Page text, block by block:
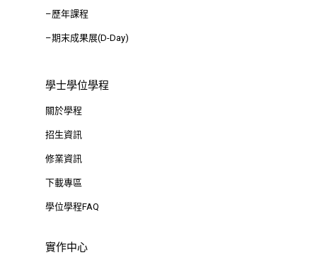
–歷年課程
–期末成果展(D-Day)
學士學位學程
關於學程
招生資訊
修業資訊
下載專區
學位學程FAQ
實作中心